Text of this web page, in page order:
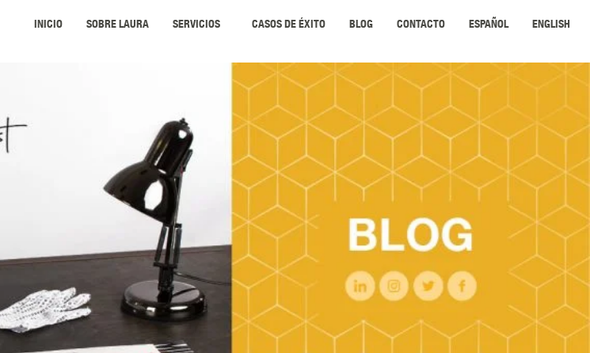
INICIO SOBRE LAURA SERVICIOS CASOS DE ÉXITO BLOG CONTACTO ESPAÑOL ENGLISH